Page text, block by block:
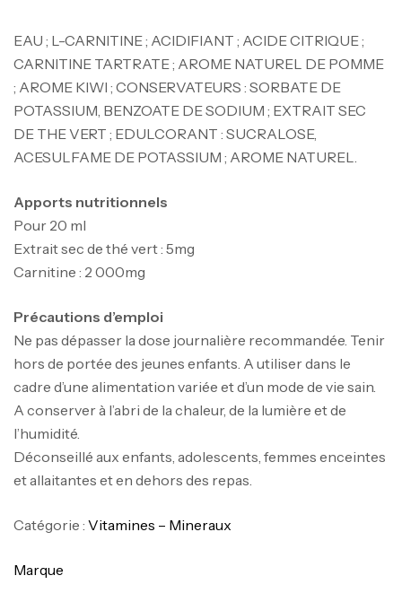
EAU ; L-CARNITINE ; ACIDIFIANT ; ACIDE CITRIQUE ;
CARNITINE TARTRATE ; AROME NATUREL DE POMME
; AROME KIWI ; CONSERVATEURS : SORBATE DE
POTASSIUM, BENZOATE DE SODIUM ; EXTRAIT SEC
DE THE VERT ; EDULCORANT : SUCRALOSE,
ACESULFAME DE POTASSIUM ; AROME NATUREL.
Apports nutritionnels
Pour 20 ml
Extrait sec de thé vert : 5mg
Carnitine : 2 000mg
Précautions d’emploi
Ne pas dépasser la dose journalière recommandée. Tenir
hors de portée des jeunes enfants. A utiliser dans le
cadre d’une alimentation variée et d’un mode de vie sain.
A conserver à l’abri de la chaleur, de la lumière et de
l’humidité.
Déconseillé aux enfants, adolescents, femmes enceintes
et allaitantes et en dehors des repas.
Catégorie : Vitamines – Mineraux
Marque
Mega Creatine CREAPURE – 306 Gr –
Biotech USA
د.ت126
100% Pure Whey – 2,27kg – BIOTECHUSA
د.ت269
Omega 3 – 100 Gélules – Scitec Nutrition